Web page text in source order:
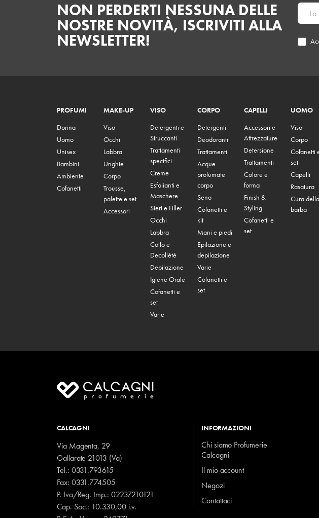
NON PERDERTI NESSUNA DELLE
NOSTRE NOVITÀ, ISCRIVITI ALLA
NEWSLETTER!
PROFUMI
Donna
Uomo
Unisex
Bambini
Ambiente
Cofanetti
MAKE-UP
Viso
Occhi
Labbra
Unghie
Corpo
Trousse,
palette e set
Accessori
VISO
Detergenti e
Struccanti
Trattamenti
specifici
Creme
Esfolianti e
Maschere
Sieri e Filler
Occhi
Labbra
Collo e
Decollété
Depilazione
Igiene Orale
Cofanetti e
set
Varie
CORPO
Detergenti
Deodoranti
Trattamenti
Acque
profumate
corpo
Seno
Cofanetti e
kit
Mani e piedi
Epilazione e
depilazione
Varie
Cofanetti e
set
CAPELLI
Accessori e
Attrezzature
Detersione
Trattamenti
Colore e
forma
Finish &
Styling
Cofanetti e
set
UOMO
Viso
Corpo
Cofanetti
set
Capelli
Rasatura
Cura della
barba
CALCAGNI
Via Magenta, 29
Gallarate 21013 (Va)
Tel.: 0331.793615
Fax: 0331.774505
P. Iva/Reg. Imp.: 02237210121
Cap. Soc.: 10.330,00 i.v.
INFORMAZIONI
Chi siamo Profumerie
Calcagni
Il mio account
Negozi
Contattaci